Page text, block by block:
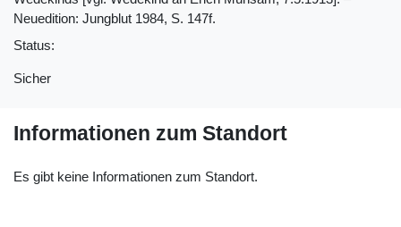
Neuedition: Jungblut 1984, S. 147f.
Status:
Sicher
Informationen zum Standort
Es gibt keine Informationen zum Standort.